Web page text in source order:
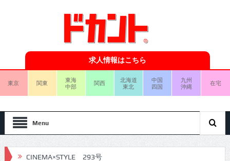
求人情報はこちら
東京 関東
東海
中部
関西
北海道
東北
中国
四国
九州
沖縄
在宅
Menu
CINEMA×STYLE 293号